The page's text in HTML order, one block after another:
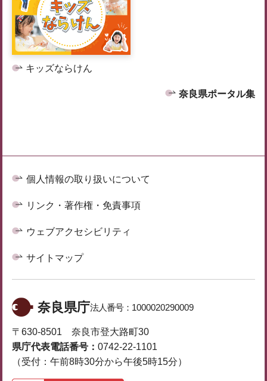
キッズならけん
奈良県ポータル集
個人情報の取り扱いについて
リンク・著作権・免責事項
ウェブアクセシビリティ
サイトマップ
奈良県庁法人番号： 1000020290009
〒630-8501 奈良市登大路町30
県庁代表電話番号： 0742-22-1101
（受付：午前8時30分から午後5時15分）